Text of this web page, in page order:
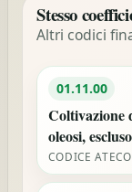
Stesso
Altri codici
01.11.00
Coltivazione
oleosi,
CODICE ATECO